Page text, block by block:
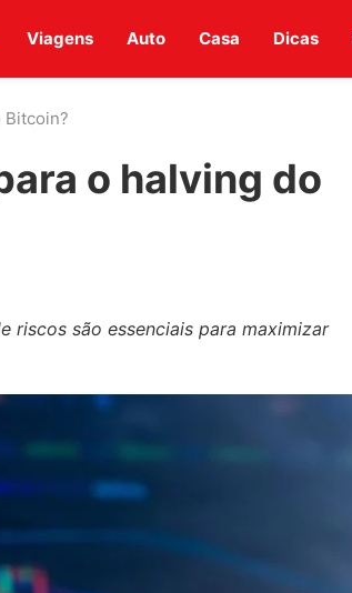
Viagens Auto Casa Dicas
Bitcoin?
o halving do
riscos são essenciais para maximizar